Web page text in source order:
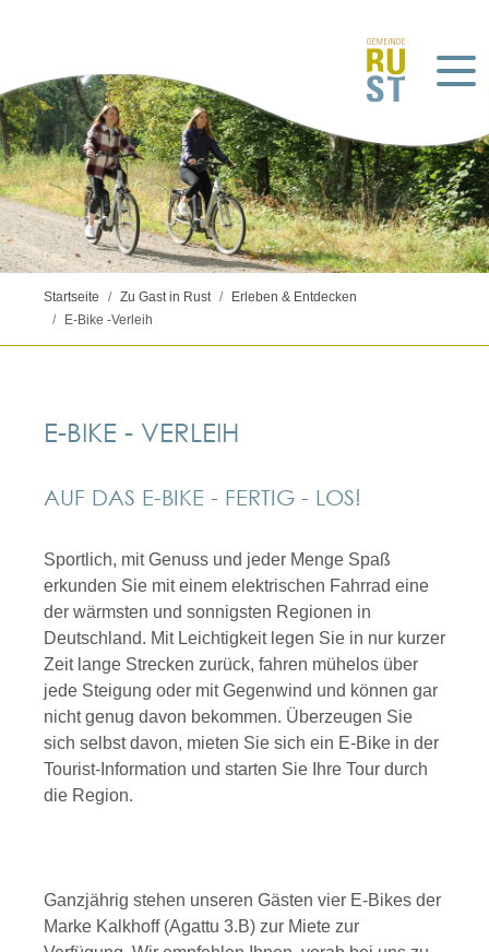
Startseite Zu Gast in Rust
Erleben & Entdecken
E-Bike -Verleih
E-BIKE - VERLEIH
AUF DAS E-BIKE - FERTIG - LOS!
Sportlich, mit Genuss und jeder Menge Spaß
erkunden Sie mit einem elektrischen Fahrrad eine
der wärmsten und sonnigsten Regionen in
Deutschland. Mit Leichtigkeit legen Sie in nur kurzer
Zeit lange Strecken zurück, fahren mühelos über
jede Steigung oder mit Gegenwind und können gar
nicht genug davon bekommen. Überzeugen Sie
sich selbst davon, mieten Sie sich ein E-Bike in der
Tourist-Information und starten Sie Ihre Tour durch
die Region.
Ganzjährig stehen unseren Gästen vier E-Bikes der
Marke Kalkhoff (Agattu 3.B) zur Miete zur